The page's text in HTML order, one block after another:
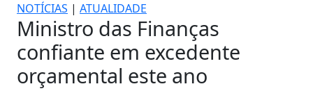
NOTÍCIAS | ATUALIDADE
Ministro das Finanças
confiante em excedente
orçamental este ano